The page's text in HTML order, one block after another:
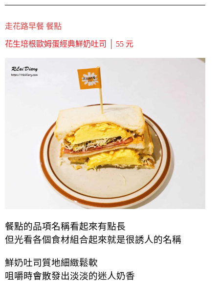
走花路早餐 餐點
花生培根歐姆蛋經典鮮奶吐司 │ 55 元
餐點的品項名稱看起來有點長
但光看各個食材組合起來就是很誘人的名稱
鮮奶吐司質地細緻鬆軟
咀嚼時會散發出淡淡的迷人奶香